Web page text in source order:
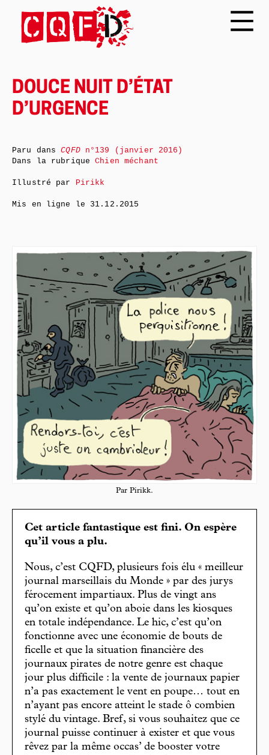
DOUCE NUIT D’ÉTAT
D’URGENCE
Par Pirikk.
Cet article fantastique est fini. On espère
qu’il vous a plu.
Nous, c’est CQFD, plusieurs fois élu « meilleur
journal marseillais du Monde » par des jurys
férocement impartiaux. Plus de vingt ans
qu’on existe et qu’on aboie dans les kiosques
en totale indépendance. Le hic, c’est qu’on
fonctionne avec une économie de bouts de
ficelle et que la situation financière des
journaux pirates de notre genre est chaque
jour plus difficile : la vente de journaux papier
n’a pas exactement le vent en poupe… tout en
n’ayant pas encore atteint le stade ô combien
stylé du vintage. Bref, si vous souhaitez que ce
journal puisse continuer à exister et que vous
rêvez par la même occas’ de booster votre
Paru dansCQFDn°139 (janvier 2016)
Dans la rubriqueChien méchant
Illustré par Pirikk
Mis en ligne le 31.12.2015